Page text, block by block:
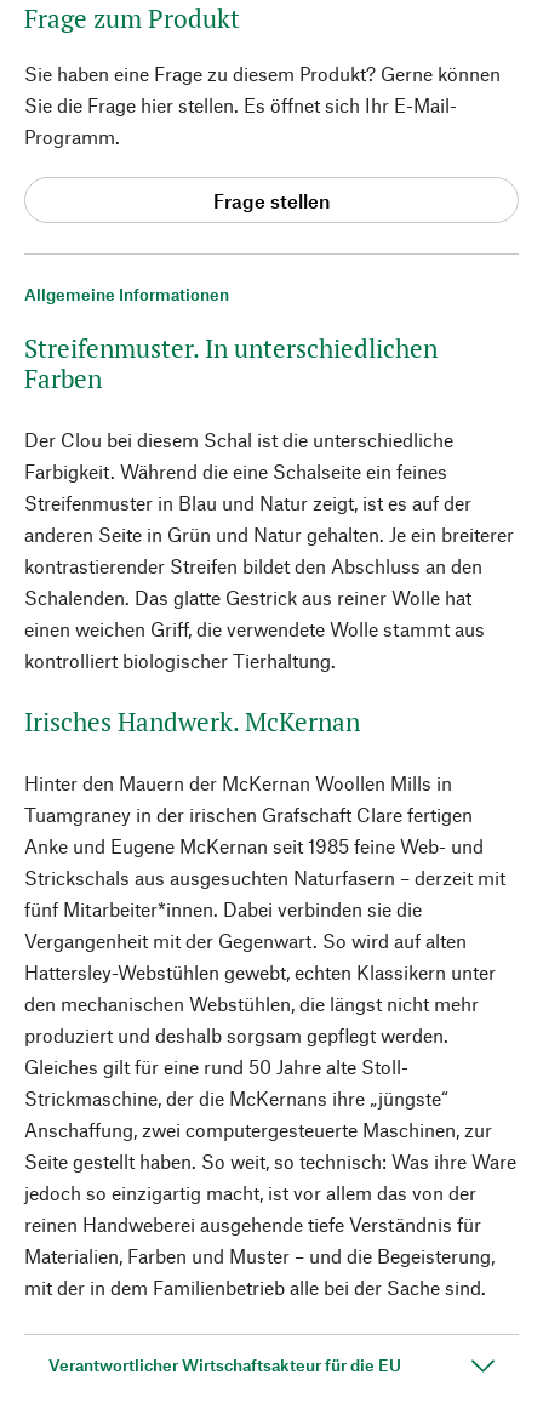
Allgemeine Informationen
Streifenmuster. In unterschiedlichen
Farben
Der Clou bei diesem Schal ist die unterschiedliche
Farbigkeit. Während die eine Schalseite ein feines
Streifenmuster in Blau und Natur zeigt, ist es auf der
anderen Seite in Grün und Natur gehalten. Je ein breiterer
kontrastierender Streifen bildet den Abschluss an den
Schalenden. Das glatte Gestrick aus reiner Wolle hat
einen weichen Griff, die verwendete Wolle stammt aus
kontrolliert biologischer Tierhaltung.
Irisches Handwerk. McKernan
Hinter den Mauern der McKernan Woollen Mills in
Tuamgraney in der irischen Grafschaft Clare fertigen
Anke und Eugene McKernan seit 1985 feine Web- und
Strickschals aus ausgesuchten Naturfasern – derzeit mit
fünf Mitarbeiter*innen. Dabei verbinden sie die
Vergangenheit mit der Gegenwart. So wird auf alten
Hattersley-Webstühlen gewebt, echten Klassikern unter
den mechanischen Webstühlen, die längst nicht mehr
produziert und deshalb sorgsam gepflegt werden.
Gleiches gilt für eine rund 50 Jahre alte Stoll-
Strickmaschine, der die McKernans ihre „jüngste“
Anschaffung, zwei computergesteuerte Maschinen, zur
Seite gestellt haben. So weit, so technisch: Was ihre Ware
jedoch so einzigartig macht, ist vor allem das von der
reinen Handweberei ausgehende tiefe Verständnis für
Materialien, Farben und Muster – und die Begeisterung,
mit der in dem Familienbetrieb alle bei der Sache sind.
Verantwortlicher Wirtschaftsakteur für die EU
Frage zum Produkt
Sie haben eine Frage zu diesem Produkt? Gerne können
Sie die Frage hier stellen. Es öffnet sich Ihr E-Mail-
Programm.
Frage stellen